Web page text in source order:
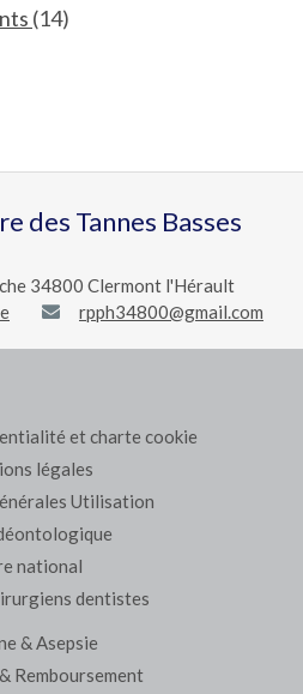
(14)
des Tannes Basses
34800 Clermont l'Hérault
rpph34800@gmail.com
et charte cookie
légales
Utilisation
national
dentistes
& Asepsie
Remboursement